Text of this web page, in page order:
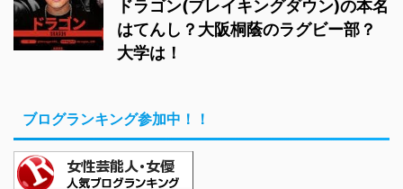
ドラゴン(ブレイキングダウン)の本名
はてんし？大阪桐蔭のラグビー部？
大学は！
ブログランキング参加中！！